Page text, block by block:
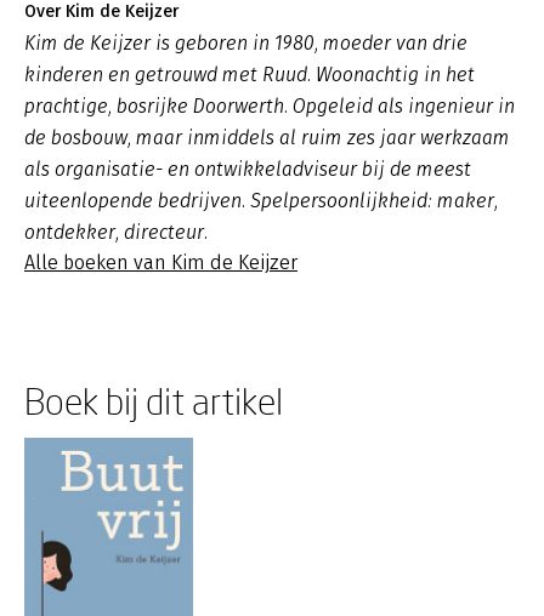
Over Kim de Keijzer
Kim de Keijzer is geboren in 1980, moeder van drie
kinderen en getrouwd met Ruud. Woonachtig in het
prachtige, bosrijke Doorwerth. Opgeleid als ingenieur in
de bosbouw, maar inmiddels al ruim zes jaar werkzaam
als organisatie- en ontwikkeladviseur bij de meest
uiteenlopende bedrijven. Spelpersoonlijkheid: maker,
ontdekker, directeur.
Alle boeken van Kim de Keijzer
Boek bij dit artikel